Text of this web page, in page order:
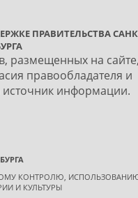
ПРАВИТЕЛЬСТВА
размещенных на
правообладателя и
источник информации.
КОНТРОЛЮ,
И КУЛЬТУРЫ